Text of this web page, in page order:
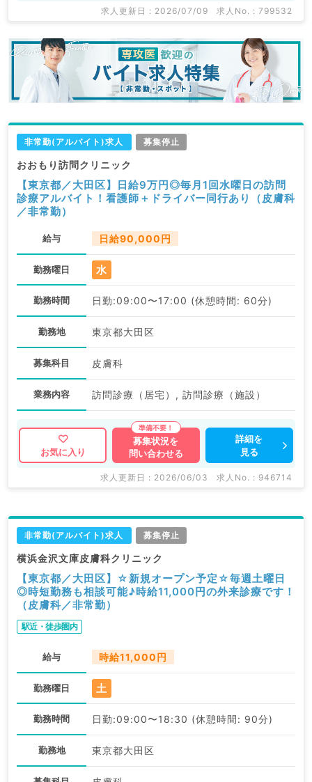
求人更新日 : 2026/07/09 求人No. : 799532
非常勤(アルバイト)求人 募集停止
おおもり訪問クリニック
【東京都／大田区】日給9万円◎毎月1回水曜日の訪問
診療アルバイト！看護師＋ドライバー同行あり（皮膚科
／非常勤）
給与 日給90,000円
勤務曜日 水
勤務時間 日勤:09:00〜17:00 (休憩時間: 60分)
勤務地 東京都大田区
募集科目 皮膚科
業務内容 訪問診療（居宅）, 訪問診療（施設）
お気に入り
募集状況を
問い合わせる
詳細を
見る
求人更新日 : 2026/06/03 求人No. : 946714
非常勤(アルバイト)求人 募集停止
横浜金沢文庫皮膚科クリニック
【東京都／大田区】☆新規オープン予定☆毎週土曜日
◎時短勤務も相談可能♪時給11,000円の外来診療です！
（皮膚科／非常勤）
駅近・徒歩圏内
給与 時給11,000円
勤務曜日 土
勤務時間 日勤:09:00〜18:30 (休憩時間: 90分)
勤務地 東京都大田区